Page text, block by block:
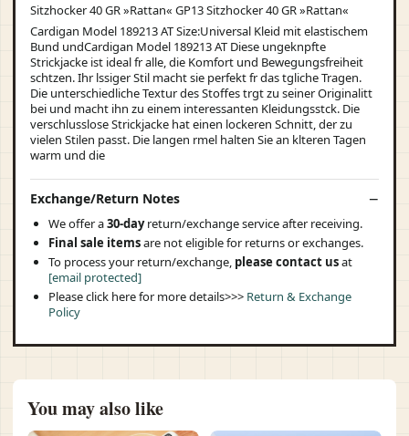
Sitzhocker 40 GR »Rattan« GP13 Sitzhocker 40 GR »Rattan«
Cardigan Model 189213 AT Size:Universal Kleid mit elastischem
Bund undCardigan Model 189213 AT Diese ungeknpfte
Strickjacke ist ideal fr alle, die Komfort und Bewegungsfreiheit
schtzen. Ihr lssiger Stil macht sie perfekt fr das tgliche Tragen.
Die unterschiedliche Textur des Stoffes trgt zu seiner Originalitt
bei und macht ihn zu einem interessanten Kleidungsstck. Die
verschlusslose Strickjacke hat einen lockeren Schnitt, der zu
vielen Stilen passt. Die langen rmel halten Sie an klteren Tagen
warm und die
Exchange/Return Notes
We offer a30-dayreturn/exchange service after receiving.
Final sale itemsare not eligible for returns or exchanges.
To process your return/exchange, please contact usat
[email protected]
Please click here for more details>>> Return & Exchange
Policy
You may also like